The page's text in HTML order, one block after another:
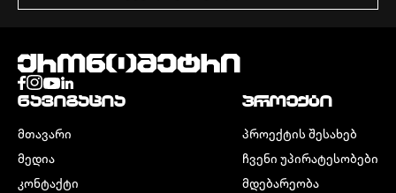
ᲜᲐᲕᲘᲒᲐᲪᲘᲐ
ᲛᲗᲐᲕᲐᲠᲘ
ᲛᲔᲓᲘᲐ
ᲙᲝᲜᲢᲐᲥᲢᲘ
ᲞᲠᲝᲔᲥᲢᲘ
ᲞᲠᲝᲔᲥᲢᲘᲡ ᲨᲔᲡᲐᲮᲔᲑ
ᲩᲕᲔᲜᲘ ᲣᲞᲘᲠᲐᲢᲔᲡᲝᲑᲔᲑᲘ
ᲛᲓᲔᲑᲐᲠᲔᲝᲑᲐ